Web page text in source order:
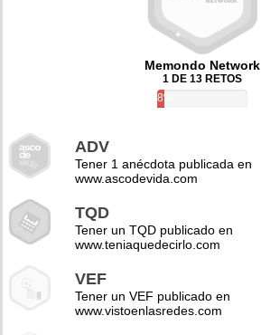
Memondo Network
1 DE 13 RETOS
8%
ADV
Tener 1 anécdota publicada en
www.ascodevida.com
TQD
Tener un TQD publicado en
www.teniaquedecirlo.com
VEF
Tener un VEF publicado en
www.vistoenlasredes.com